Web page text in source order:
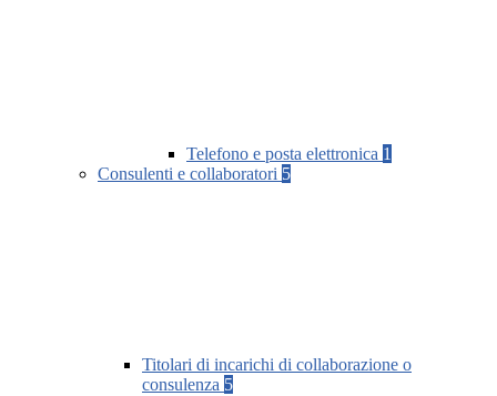
Telefono e posta elettronica 1
Consulenti e collaboratori 5
Titolari di incarichi di collaborazione o
consulenza 5